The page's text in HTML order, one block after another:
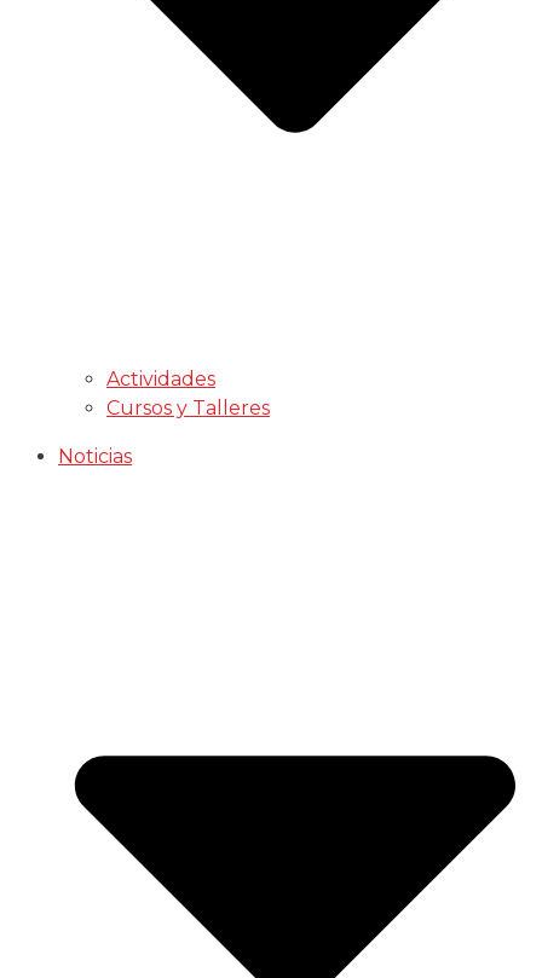
Actividades
Cursos y Talleres
Noticias